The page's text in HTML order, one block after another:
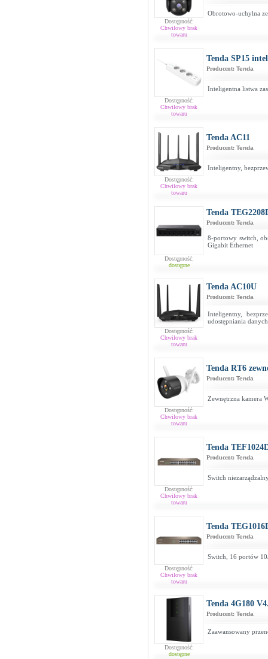
Dostępność:
Chwilowy brak
towaru
Obrotowo-uchylna
Dostępność:
Chwilowy brak
towaru
Tenda SP15
Producent: Tenda
Inteligentna listwa
Dostępność:
Chwilowy brak
towaru
Tenda AC11
Producent: Tenda
Inteligentny,
Dostępność:
dostępne
Tenda
Producent: Tenda
8-portowy switch,
Gigabit Ethernet
Dostępność:
Chwilowy brak
towaru
Tenda AC10U
Producent: Tenda
Inteligentny,
udostępniania
Dostępność:
Chwilowy brak
towaru
Tenda RT6
Producent: Tenda
Zewnętrzna kamera
Dostępność:
Chwilowy brak
towaru
Tenda
Producent: Tenda
Switch
Dostępność:
Chwilowy brak
towaru
Tenda
Producent: Tenda
Switch, 16 portów
Dostępność:
dostępne
Tenda 4G180
Producent: Tenda
Zaawansowany